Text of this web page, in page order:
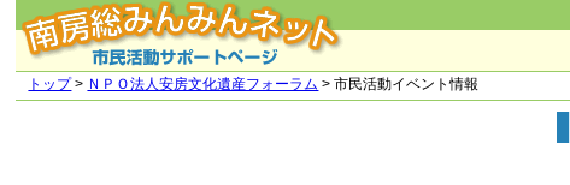
トップ> ＮＰＯ法人安房文化遺産フォーラム > 市民活動イベント情報